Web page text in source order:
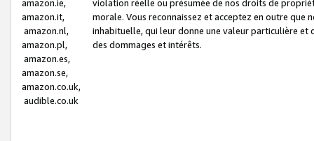
amazon.ie,
amazon.it,
amazon.nl,
amazon.pl,
amazon.es,
amazon.se,
amazon.co.uk,
audible.co.uk
violation réelle ou présumée de nos droits de
morale. Vous reconnaissez et acceptez en outre que
inhabituelle, qui leur donne une valeur particulière
des dommages et intérêts.